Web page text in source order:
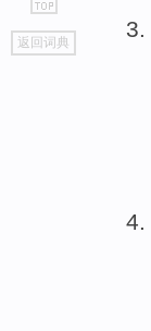
go
top
返回词典